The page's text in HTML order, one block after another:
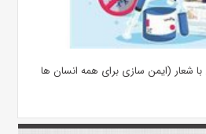
شعار (ایمن سازی برای همه انسان ها